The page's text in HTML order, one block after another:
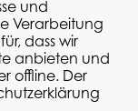
und
Verarbeitung
dass wir
anbieten und
offline. Der